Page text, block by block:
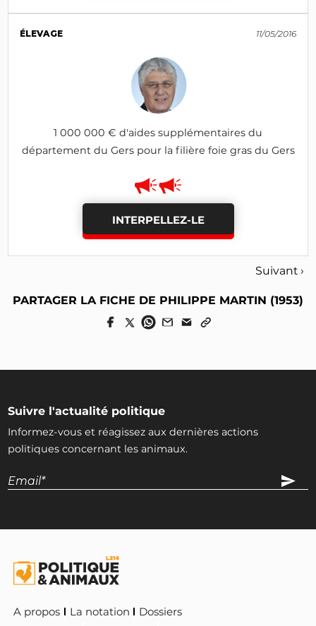
ÉLEVAGE 11/05/2016
1 000 000 € d'aides supplémentaires du
département du Gers pour la filière foie gras du Gers
INTERPELLEZ-LE
Suivant ›
PARTAGER LA FICHE DE PHILIPPE MARTIN (1953)
Suivre l'actualité politique
Informez-vous et réagissez aux dernières actions
politiques concernant les animaux.
A propos La notation
Dossiers